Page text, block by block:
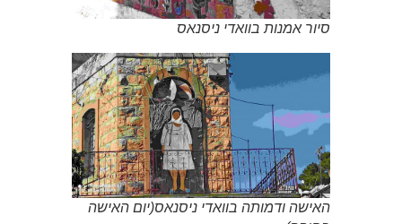
סיור אמנות בוואדי ניסנאס
האישה ודמותה בוואדי ניסנאס(יום האישה